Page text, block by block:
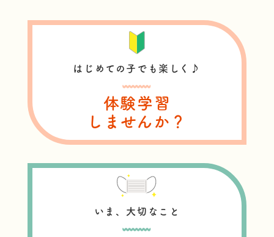
はじめての子でも楽しく♪
体験学習
しませんか？
いま、大切なこと